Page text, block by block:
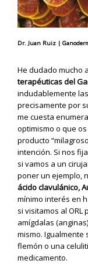
Dr. Juan Ruiz |
He dudado mucho
terapéuticas del
indudablemente
precisamente por
me cuesta
optimismo o que
producto
intención. Si nos
si vamos a un
poner un ejemplo,
ácido clavulánico,
mínimo interés en
si visitamos al
amígdalas
mismo. Igualmente
flemón o una
medicamento.